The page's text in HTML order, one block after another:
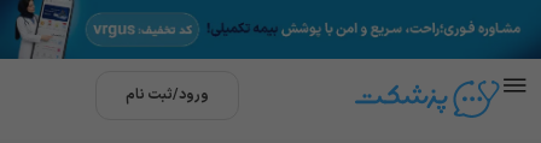
ورود/ثبت نام